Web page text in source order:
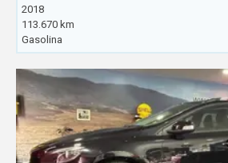
2018
113.670 km
Gasolina